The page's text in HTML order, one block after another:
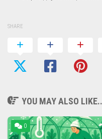
SHARE
YOU MAY ALSO
0